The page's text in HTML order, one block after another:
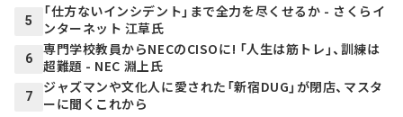
5
「仕方ないインシデント」まで全力を尽くせるか - さくらイ
ンターネット 江草氏
6
専門学校教員からNECのCISOに! 「人生は筋トレ」、訓練は
超難題 - NEC 淵上氏
7
ジャズマンや文化人に愛された「新宿DUG」が閉店、マスタ
ーに聞くこれから